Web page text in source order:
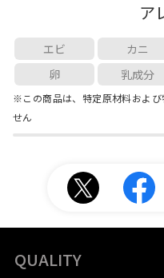
ア
エビ カニ
卵
乳成分
※この商品は、特定原材料およ
せん
QUALITY